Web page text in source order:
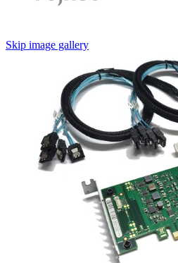
Skip image gallery